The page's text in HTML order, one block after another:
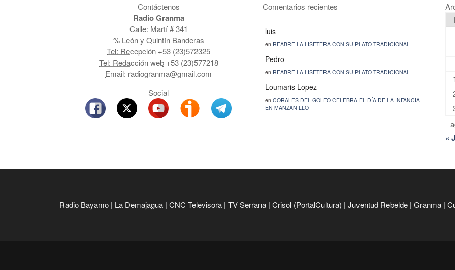
Contáctenos
Radio Granma
Calle: Martí # 341
% León y Quintín Banderas
Tel: Recepción +53 (23)572325
Tel: Redacción web+53 (23)577218
Email: radiogranma@gmail.com
Social
Comentarios recientes
luis
en REABRE LA LISETERA CON SU PLATO TRADICIONAL
Pedro
en REABRE LA LISETERA CON SU PLATO TRADICIONAL
Loumaris Lopez
en CORALES DEL GOLFO CELEBRA EL DÍA DE LA INFANCIA
EN MANZANILLO
«
Radio Bayamo | La Demajagua | CNC Televisora | TV Serrana | Crisol (PortalCultura) | Juventud Rebelde | Granma |